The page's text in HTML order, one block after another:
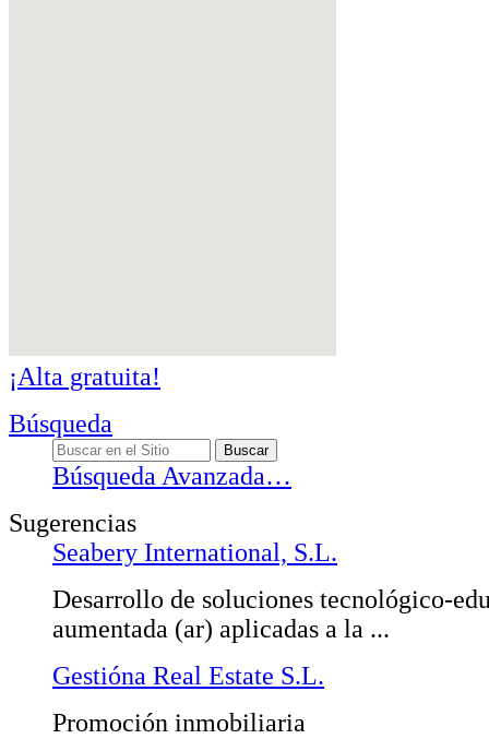
¡Alta gratuita!
Búsqueda
Búsqueda Avanzada…
Sugerencias
Seabery International, S.L.
Desarrollo de soluciones tecnológico-
aumentada (ar) aplicadas a la ...
Gestióna Real Estate S.L.
Promoción inmobiliaria